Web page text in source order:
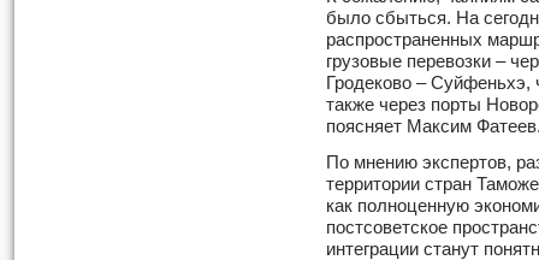
было сбыться. На
распространенных
грузовые перевозки –
Гродеково –
также через порты
поясняет Максим
По мнению экспертов,
территории стран
как полноценную
постсоветское
интеграции станут